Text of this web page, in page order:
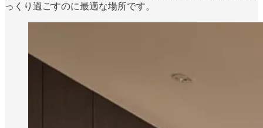
っくり過ごすのに最適な場所です。